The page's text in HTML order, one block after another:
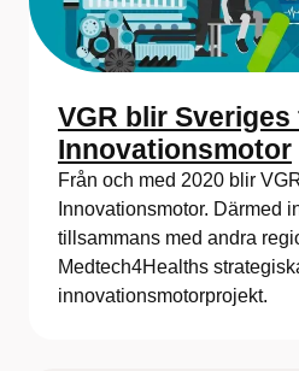
VGR blir Sveriges
Innovationsmotor
Från och med 2020 blir
Innovationsmotor. Därmed
tillsammans med andra
Medtech4Healths
innovationsmotorprojekt.